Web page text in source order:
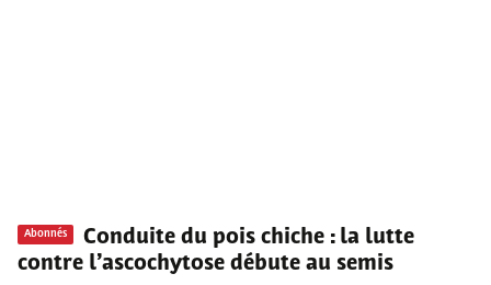
Abonnés
Conduite du pois chiche : la lutte
contre l’ascochytose débute au semis